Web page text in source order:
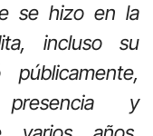
se hizo en la
incluso su
presencia y